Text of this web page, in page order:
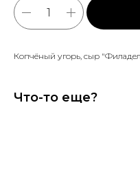
Копчёный угорь, сыр
Что-то еще?